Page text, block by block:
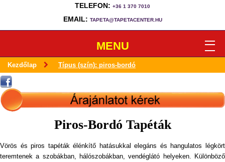
TELEFON: +36 1 370 7010
EMAIL: TAPETA@TAPETACENTER.HU
MENU
Kezdőlap Típus (szín): piros-bordó
Piros-Bordó Tapéták
Vörös és piros tapéták élénkítő hatásukkal elegáns és hangulatos légkört
teremtenek a szobákban, hálószobákban, vendéglátó helyeken. Különböző